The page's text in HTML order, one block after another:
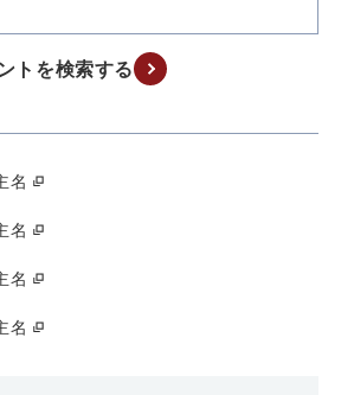
トを検索する
名
名
名
名